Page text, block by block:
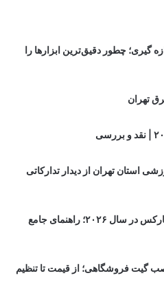
گیری؛ چطور دقیق‌ترین ابزارها را
تهران
استان تهران از دیدار تدارکاتی
معیارهای طلایی انتخاب بروکر فارکس در سال ۲۰۲۶؛ راهنمای جامع
گیت فروشگاهی؛ از قیمت تا تنظیم